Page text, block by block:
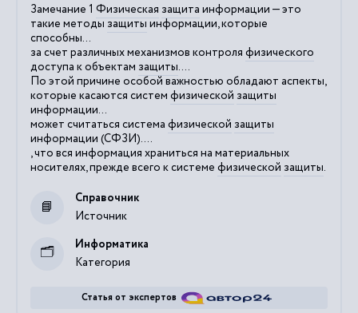
Замечание 1 Физическая защита информации — это
такие методызащитыинформации, которые
способны...
за счет различных механизмов контроля физического
доступа к объектам защиты....
По этой причине особой важностью обладают аспекты,
которые касаются систем физической защиты
информации...
может считаться система физической защиты
информации (СФЗИ)....
, что вся информация храниться на материальных
носителях, прежде всего к системе физической защиты.
Источник
Справочник
Категория
Информатика
Статья от экспертов